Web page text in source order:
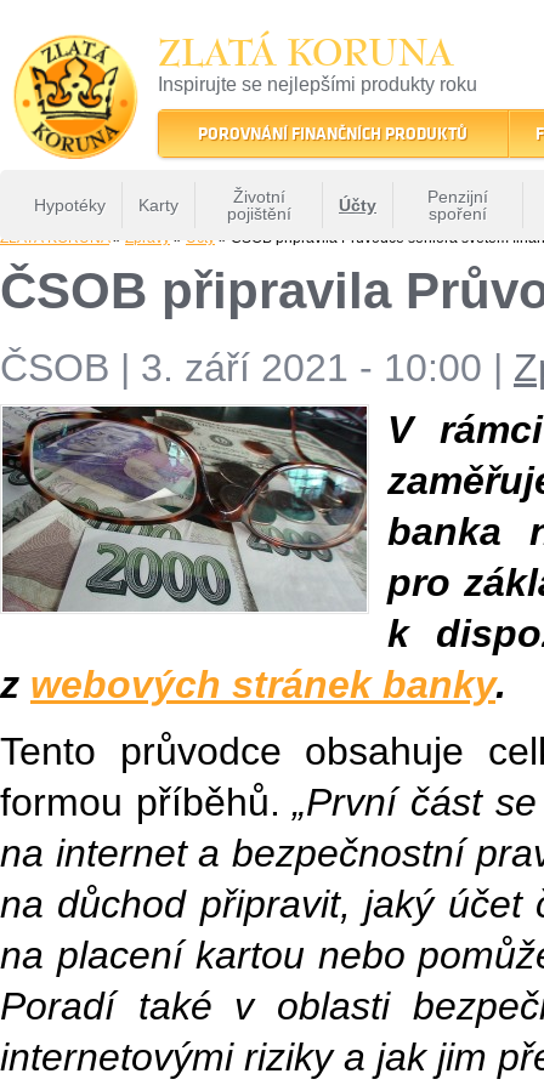
ZLATÁ KORUNA
Inspirujte se nejlepšími produkty roku
22 let tradice a kvality na finančním trhu
POROVNÁNÍ FINANČNÍCH PRODUKTŮ
Hypotéky Karty
Životní
pojištění
Účty
Penzijní
spoření
ZLATÁ KORUNA» Zprávy » Účty » ČSOB připravila Průvodce seniora světem
ČSOB připravila
ČSOB | 3. září 2021 - 10:00 |
V
banka
pro
k
z webových stránek banky.
Tento průvodce obsahuje
formou příběhů.„První část
na internet a bezpečnostní
na důchod připravit, jaký
na placení kartou nebo
Poradí také v oblasti
internetovými riziky a jak jim